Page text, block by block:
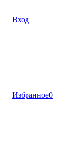
Вход
Избранное0